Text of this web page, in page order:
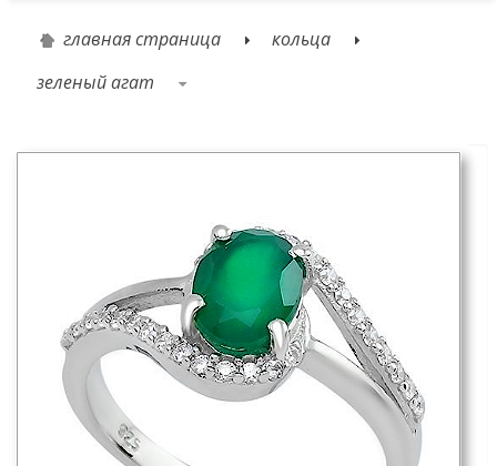
главная страница
кольца
зеленый агат